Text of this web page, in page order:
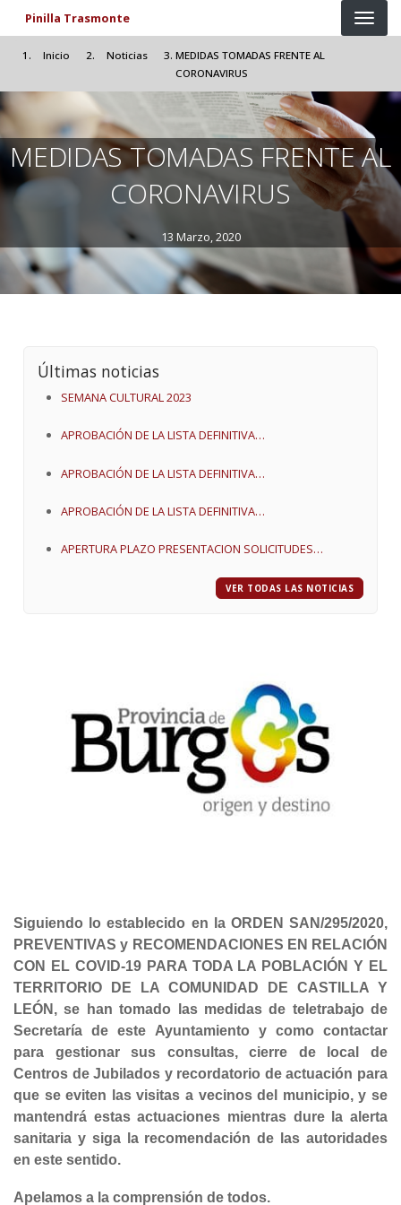
Pasar al contenido principal
Pinilla Trasmonte
Inicio Noticias
MEDIDAS TOMADAS FRENTE AL
CORONAVIRUS
MEDIDAS TOMADAS FRENTE AL
CORONAVIRUS
13 Marzo, 2020
Últimas noticias
SEMANA CULTURAL 2023
APROBACIÓN DE LA LISTA DEFINITIVA
CAMPAÑAS 2021-2027
APROBACIÓN DE LA LISTA DEFINITIVA
CAMPAÑAS 2021-2027
APROBACIÓN DE LA LISTA DEFINITIVA
CAMPAÑAS 2021-2027
APERTURA PLAZO PRESENTACION SOLICITUDES
VER TODAS LAS NOTICIAS
Siguiendo lo establecido en la ORDEN SAN/295/2020,
PREVENTIVAS y RECOMENDACIONES EN RELACIÓN
CON EL COVID-19 PARA TODA LA POBLACIÓN Y EL
TERRITORIO DE LA COMUNIDAD DE CASTILLA Y
LEÓN, se han tomado las medidas de teletrabajo de
Secretaría de este Ayuntamiento y como contactar
para gestionar sus consultas, cierre de local de
Centros de Jubilados y recordatorio de actuación para
que se eviten las visitas a vecinos del municipio, y se
mantendrá estas actuaciones mientras dure la alerta
sanitaria y siga la recomendación de las autoridades
en este sentido.
Apelamos a la comprensión de todos.